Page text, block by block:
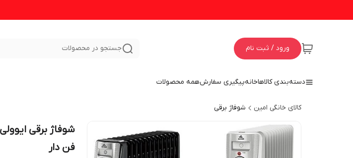
ورود / ثبت نام جستجو در محصولات
دسته‌بندی کالاهاخانهپیگیری سفارشهمه محصولات
کالای خانگی امین شوفاژ برقی
فن دار